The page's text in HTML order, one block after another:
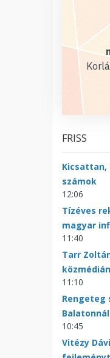
FRISS
Kicsattan,
számok
12:06
Tízéves
magyar
11:40
Tarr
11:10
Rengeteg
Balatonnál
10:45
Vitézy